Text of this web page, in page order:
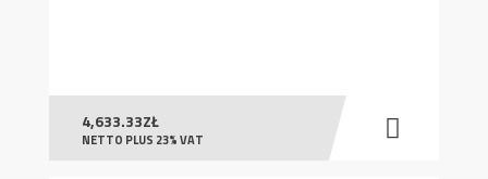
4,633.33ZŁ
NETTO PLUS 23% VAT